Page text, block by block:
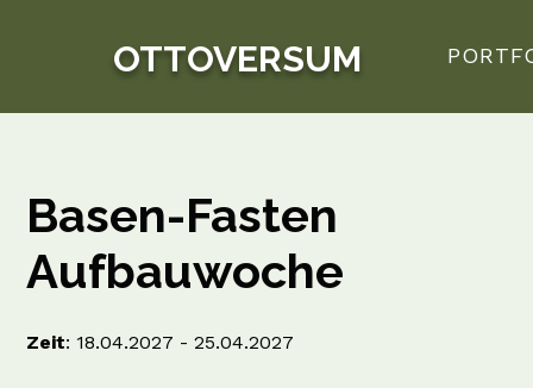
OTTOVERSUM
Basen-Fasten
Aufbauwoche
Zeit: 18.04.2027 - 25.04.2027